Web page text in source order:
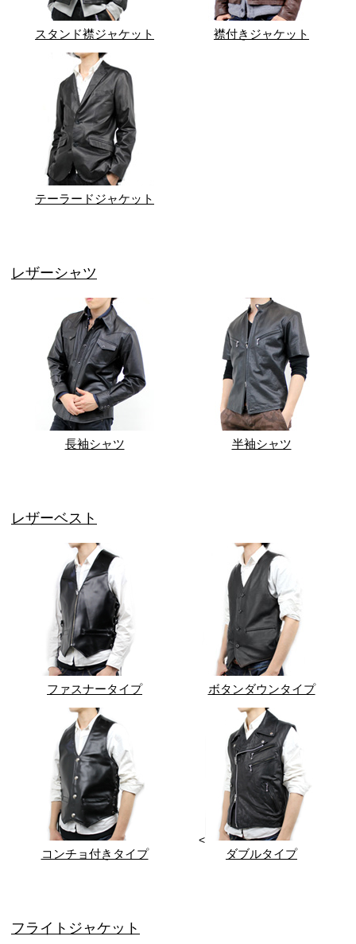
スタンド襟ジャケット 襟付きジャケット
テーラードジャケット
レザーシャツ
長袖シャツ 半袖シャツ
レザーベスト
ファスナータイプ ボタンダウンタイプ
コンチョ付きタイプ
<
ダブルタイプ
フライトジャケット